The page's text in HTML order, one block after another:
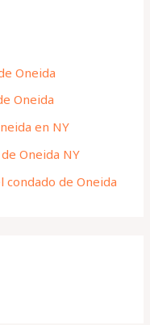
Oneida
Oneida
en NY
Oneida NY
condado de Oneida